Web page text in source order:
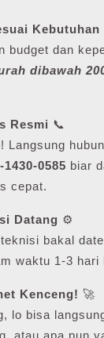
Kebutuhan
budget dan
dibawah
Resmi 📞
Langsung
1430-0585 biar
cepat.
Datang ⚙️
bakal
waktu 1-3 hari
Kenceng! 🚀
lo bisa
atau apa pun